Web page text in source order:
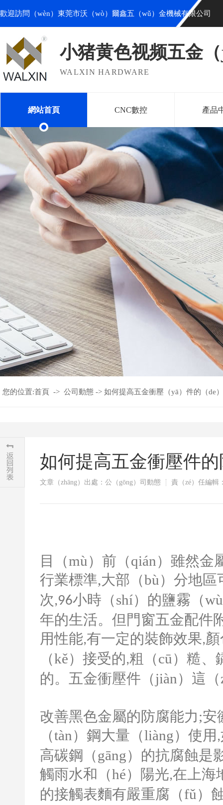
歡迎訪問（wèn）東莞市沃（wò）爾鑫五（wǔ）金機械有限公司
小猪黄色视频五金
WALXIN HARDWARE
網站首頁 CNC數控 產品
您的位置:首頁 -> 公司動態 -> 如何提高五金衝壓（yā）件的（de
如何提高五金衝壓件
文章（zhāng）出處：公（gōng）司動態 責（zé）任編輯
目（mù）前（qián）雖然
行業標準,大部（bù）分地
次,96小時（shí）的鹽霧（
年的生活。但門窗五金配件
用性能,有一定的裝飾效果,
（kě）接受的,粗（cū）糙、
的。五金衝壓件（jiàn）這
改善黑色金屬的防腐能力;安
（tàn）鋼大量（liàng）使用 ,
高碳鋼（gāng）的抗腐蝕是
觸雨水和（hé）陽光,在上海
的接觸表麵有嚴重腐（fǔ）